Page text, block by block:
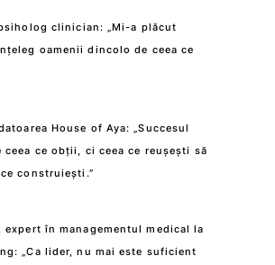
clinician: „Mi-a plăcut
oamenii dincolo de ceea ce
House of Aya: „Succesul
ceea ce obții, ci ceea ce reușești să
construiești.”
în managementul medical la
„Ca lider, nu mai este suficient